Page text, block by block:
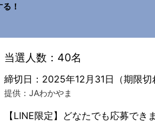
！
当選人数：40名
締切日：2025年12月31日（期限切
提供：JAわかやま
【LINE限定】どなたでも応募で